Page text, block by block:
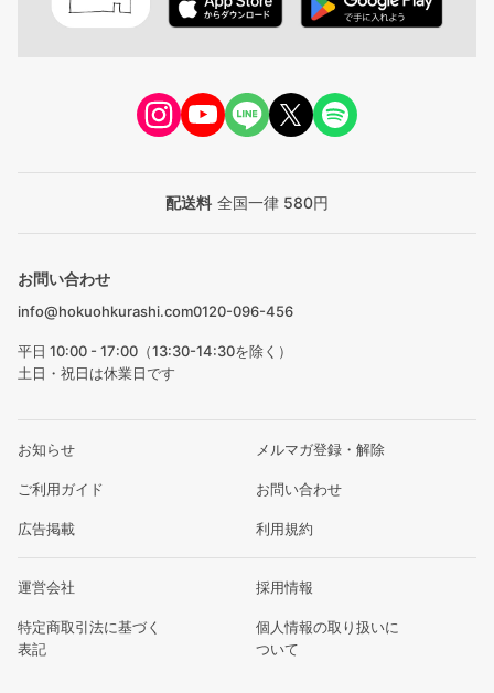
配送料 全国一律 580円
お問い合わせ
info@hokuohkurashi.com0120-096-456
平日 10:00 - 17:00（13:30-14:30を除く）
土日・祝日は休業日です
お知らせ メルマガ登録・解除
ご利用ガイド お問い合わせ
広告掲載 利用規約
運営会社 採用情報
特定商取引法に基づく
表記
個人情報の取り扱いに
ついて